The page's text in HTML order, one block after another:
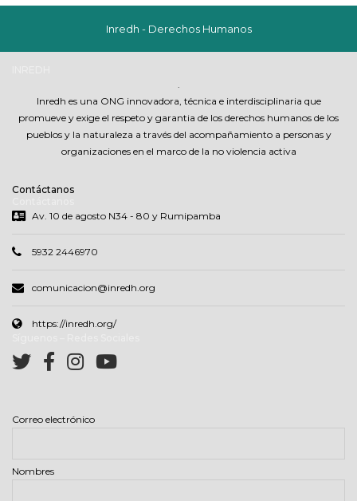
Inredh - Derechos Humanos
.
Inredh es una ONG innovadora, técnica e interdisciplinaria que
promueve y exige el respeto y garantia de los derechos humanos de los
pueblos y la naturaleza a través del acompañamiento a personas y
organizaciones en el marco de la no violencia activa
Contáctanos
Av. 10 de agosto N34 - 80 y Rumipamba
5932 2446970
comunicacion@inredh.org
https://inredh.org/
Correo electrónico
Nombres